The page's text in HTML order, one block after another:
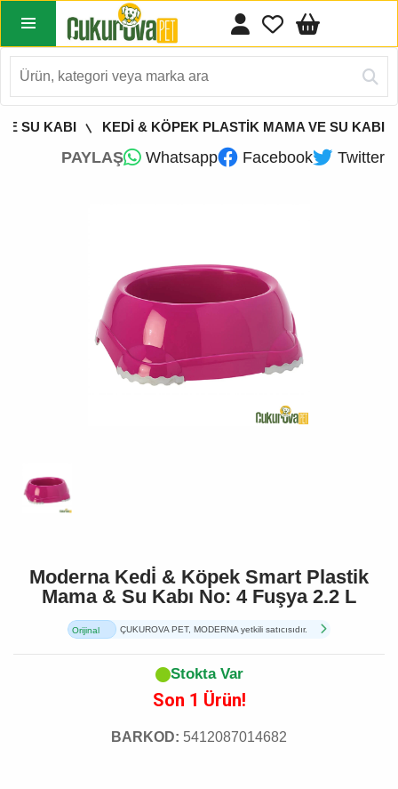
SU KABI KEDİ & KÖPEK PLASTİK MAMA VE SU KABI
PAYLAŞ Whatsapp Facebook Twitter
Moderna Kedi̇ & Köpek Smart Plastik
Mama & Su Kabı No: 4 Fuşya 2.2 L
Orijinal
ÇUKUROVA PET, MODERNA yetkili satıcısıdır.
Stokta Var
Son 1 Ürün!
BARKOD: 5412087014682